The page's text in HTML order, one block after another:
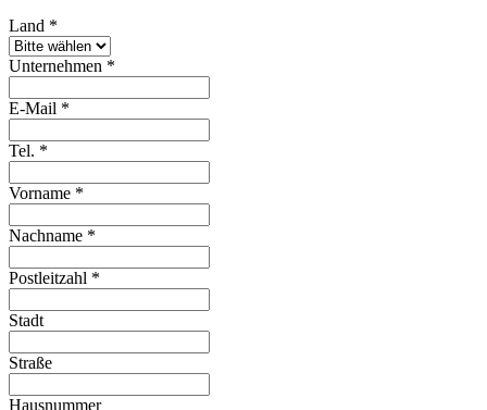
Land *
Unternehmen *
E-Mail *
Tel. *
Vorname *
Nachname *
Postleitzahl *
Stadt
Straße
Hausnummer